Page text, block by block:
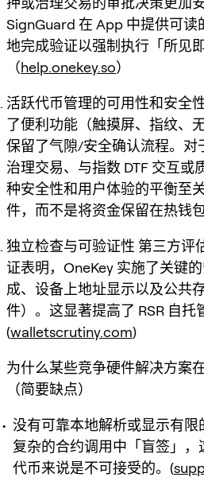
SignGuard 在 App 中提供可读
地完成验证以强制执行「所见即
（help.onekey.so）
活跃代币管理的可用性和安全
了便利功能（触摸屏、指纹、
保留了气隙/安全确认流程。对
治理交易、与指数 DTF 交互或
种安全性和用户体验的平衡至
件，而不是将资金保留在热钱包
独立检查与可验证性 第三方评
证表明，OneKey 实施了关键
成、设备上地址显示以及公共
件）。这显著提高了 RSR 自托
(walletscrutiny.com)
为什么某些竞争硬件解决方案
（简要缺点）
没有可靠本地解析或显示有
复杂的合约调用中「盲签」
代币来说是不可接受的。(